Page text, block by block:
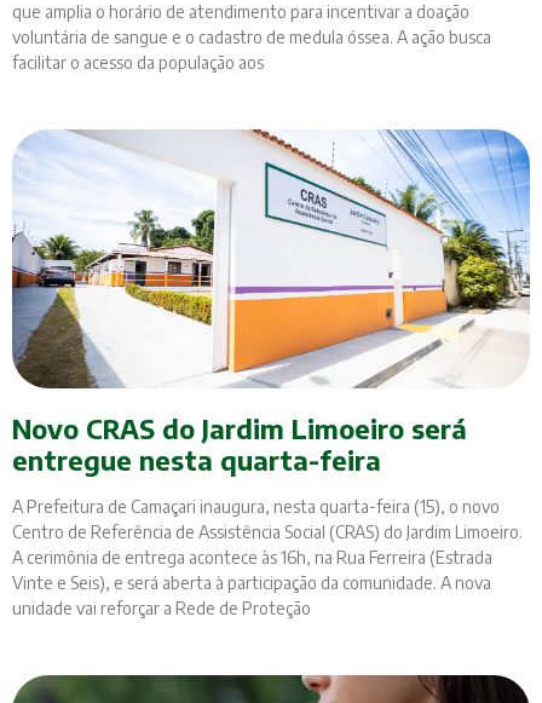
que amplia o horário de atendimento para incentivar a doação
voluntária de sangue e o cadastro de medula óssea. A ação busca
facilitar o acesso da população aos
Novo CRAS do Jardim Limoeiro será
entregue nesta quarta-feira
A Prefeitura de Camaçari inaugura, nesta quarta-feira (15), o novo
Centro de Referência de Assistência Social (CRAS) do Jardim Limoeiro.
A cerimônia de entrega acontece às 16h, na Rua Ferreira (Estrada
Vinte e Seis), e será aberta à participação da comunidade. A nova
unidade vai reforçar a Rede de Proteção